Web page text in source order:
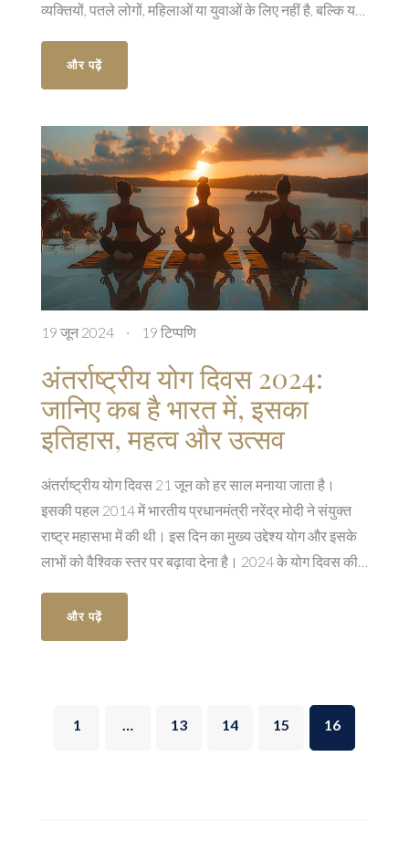
व्यक्तियों, पतले लोगों, महिलाओं या युवाओं के लिए नहीं है, बल्कि यह
और पढ़ें
19 जून 2024 · 19 टिप्पणि
अंतर्राष्ट्रीय योग दिवस 2024:
जानिए कब है भारत में, इसका
इतिहास, महत्व और उत्सव
अंतर्राष्ट्रीय योग दिवस 21 जून को हर साल मनाया जाता है।
इसकी पहल 2014 में भारतीय प्रधानमंत्री नरेंद्र मोदी ने संयुक्त
राष्ट्र महासभा में की थी। इस दिन का मुख्य उद्देश्य योग और इसके
लाभों को वैश्विक स्तर पर बढ़ावा देना है। 2024 के योग दिवस की
लेख में योग के महत्व और इसके इतिहास पर प्रकाश डाला गया है।
और पढ़ें
1 13 14 15 16